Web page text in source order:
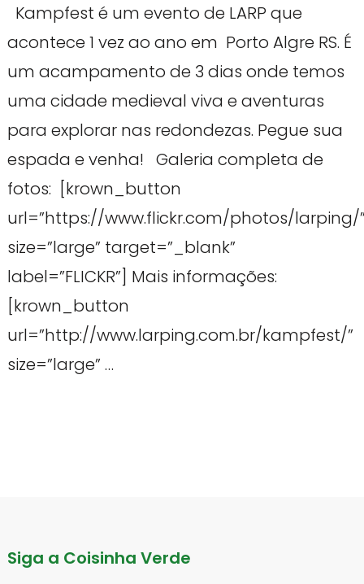
Kampfest é um evento de LARP que
acontece 1 vez ao ano em Porto Algre RS. É
um acampamento de 3 dias onde temos
uma cidade medieval viva e aventuras
para explorar nas redondezas. Pegue sua
espada e venha! Galeria completa de
fotos: [krown_button
url=”https://www.flickr.com/photos/larping/
size=”large” target=”_blank”
label=”FLICKR”] Mais informações:
[krown_button
url=”http://www.larping.com.br/kampfest/”
size=”large” …
Siga a Coisinha Verde